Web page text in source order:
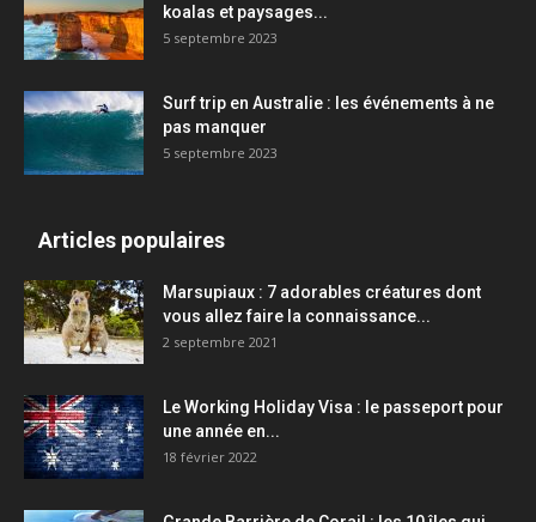
koalas et paysages...
5 septembre 2023
Surf trip en Australie : les événements à ne
pas manquer
5 septembre 2023
Articles populaires
Marsupiaux : 7 adorables créatures dont
vous allez faire la connaissance...
2 septembre 2021
Le Working Holiday Visa : le passeport pour
une année en...
18 février 2022